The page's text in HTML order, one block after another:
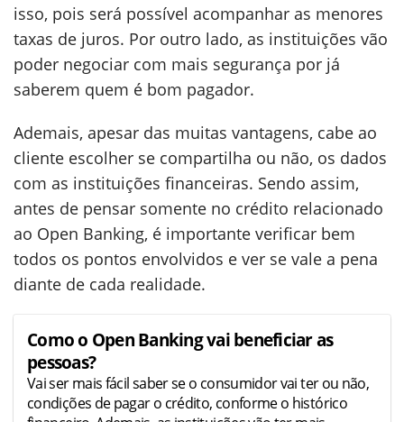
isso, pois será possível acompanhar as menores
taxas de juros. Por outro lado, as instituições vão
poder negociar com mais segurança por já
saberem quem é bom pagador.
Ademais, apesar das muitas vantagens, cabe ao
cliente escolher se compartilha ou não, os dados
com as instituições financeiras. Sendo assim,
antes de pensar somente no crédito relacionado
ao Open Banking, é importante verificar bem
todos os pontos envolvidos e ver se vale a pena
diante de cada realidade.
Como o Open Banking vai beneficiar as
pessoas?
Vai ser mais fácil saber se o consumidor vai ter ou não,
condições de pagar o crédito, conforme o histórico